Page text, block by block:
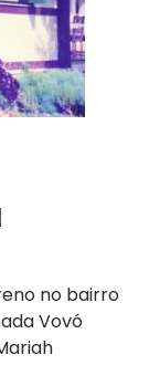
no bairro
Vovó